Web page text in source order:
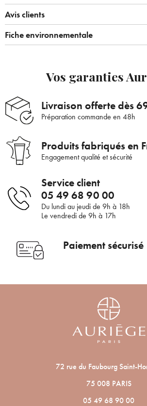
Voulez-vous vraiment supprimer le produit
panier ?
ANNULER
Avis clients
Fiche environnementale
Vos garanties
Livraison offerte dès
Préparation commande en 48h
Produits fabriqués en
Engagement qualité et sécurité
Service client
05 49 68 90 00
Du lundi au jeudi de 9h à 18h
Le vendredi de 9h à 17h
Paiement sécurisé
72 rue du Faubourg Saint-
75 008 PARIS
05 49 68 90 00
nouveautés ou promotions en
bénéficier de nos conseils de
vous à notre
communications par e-mail de la part